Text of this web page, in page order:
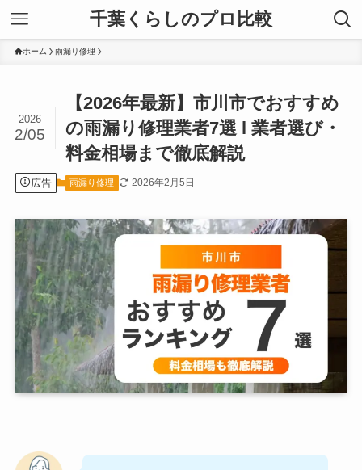
千葉くらしのプロ比較
ホーム 雨漏り修理
【2026年最新】市川市でおすすめ
の雨漏り修理業者7選 l 業者選び・
料金相場まで徹底解説
2026
2/05
広告 雨漏り修理 2026年2月5日